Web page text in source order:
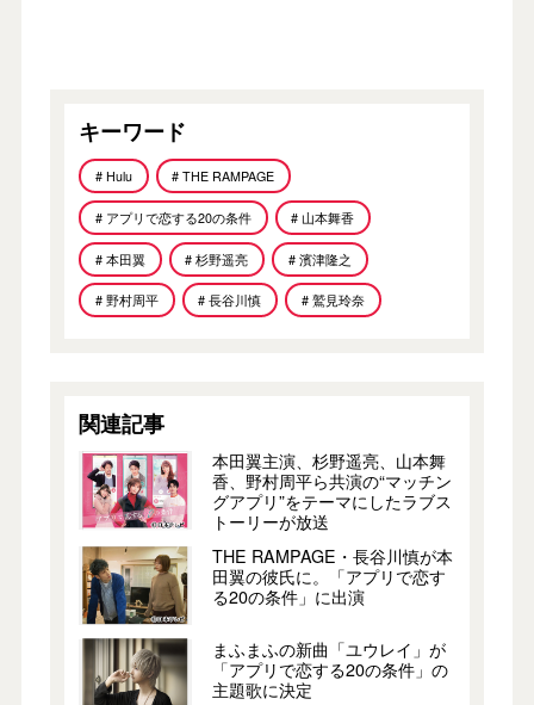
キーワード
# Hulu # THE RAMPAGE
# アプリで恋する20の条件 # 山本舞香
# 本田翼 # 杉野遥亮 # 濱津隆之
# 野村周平 # 長谷川慎 # 鷲見玲奈
関連記事
本田翼主演、杉野遥亮、山本舞
香、野村周平ら共演の“マッチン
グアプリ”をテーマにしたラブス
トーリーが放送
THE RAMPAGE・長谷川慎が本
田翼の彼氏に。「アプリで恋す
る20の条件」に出演
まふまふの新曲「ユウレイ」が
「アプリで恋する20の条件」の
主題歌に決定